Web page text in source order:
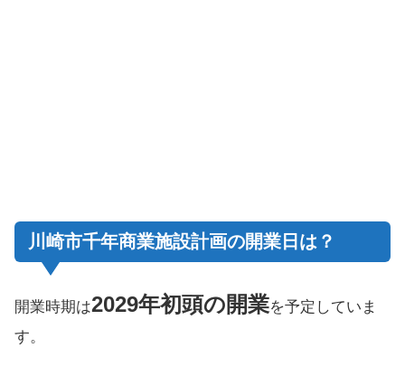
川崎市千年商業施設計画の開業日は？
開業時期は2029年初頭の開業を予定していま
す。